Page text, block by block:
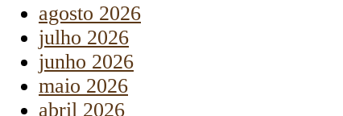
agosto 2026
julho 2026
junho 2026
maio 2026
abril 2026